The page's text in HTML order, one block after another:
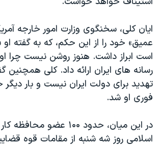
آرشیو پخش زنده
مجموعه مستندهای دادخواهی
تریبونال مردمی آبان ۹۸
دادگاه حمید نوری
چهل سال گروگان‌گیری
قانون شفافیت دارائی کادر رهبری ایران
اعتراضات مردمی آبان ۹۸
اسرائیل در جنگ
ایان کلی، سخنگوی وزارت امور خارجه
است ابراز داشت. هنوز روشن نیست چرا او
رسانه های ایران ارائه داد. کلی
تهدید برای دولت ایران نیست و بار دیگر
فوری او شد.
در این میان، حدود ۱۰۰
اسلامی روز شه شنبه از مقامات قوه